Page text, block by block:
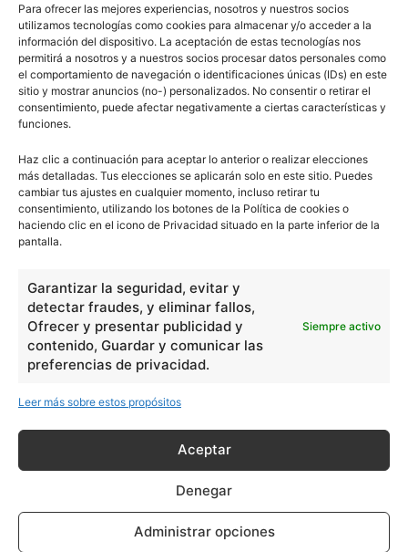
Para ofrecer las mejores experiencias, nosotros y nuestros socios
utilizamos tecnologías como cookies para almacenar y/o acceder a la
información del dispositivo. La aceptación de estas tecnologías nos
permitirá a nosotros y a nuestros socios procesar datos personales como
el comportamiento de navegación o identificaciones únicas (IDs) en este
sitio y mostrar anuncios (no-) personalizados. No consentir o retirar el
consentimiento, puede afectar negativamente a ciertas características y
funciones.
Haz clic a continuación para aceptar lo anterior o realizar elecciones
más detalladas. Tus elecciones se aplicarán solo en este sitio. Puedes
cambiar tus ajustes en cualquier momento, incluso retirar tu
consentimiento, utilizando los botones de la Política de cookies o
haciendo clic en el icono de Privacidad situado en la parte inferior de la
pantalla.
Garantizar la seguridad, evitar y
detectar fraudes, y eliminar fallos,
Ofrecer y presentar publicidad y
contenido, Guardar y comunicar las
preferencias de privacidad.
Siempre activo
Leer más sobre estos propósitos
Aceptar
Denegar
Administrar opciones
Ciencias
2072
Filosofía
Historia
1597
Lengua
211
Varios
1185
En Básico
Números romanos
Ángulos agudo, obtuso, recto y...
En Filosofía
Teoría de los Cuatro Elementos
En Historia